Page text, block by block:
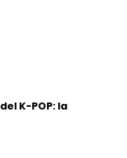
K-POP: la